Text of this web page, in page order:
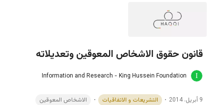
قانون حقوق الاشخاص المعوقين وتعديلاته
Information and Research - King Hussein Foundation
9 أبريل، 2014 التشريعات و الاتفاقيات الاشخاص المعوقين